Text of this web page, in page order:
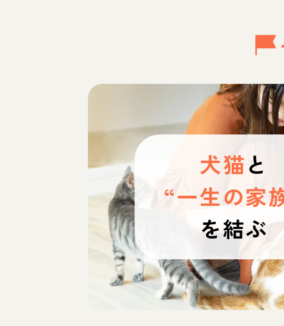
犬猫と
“一生の家
を結ぶ